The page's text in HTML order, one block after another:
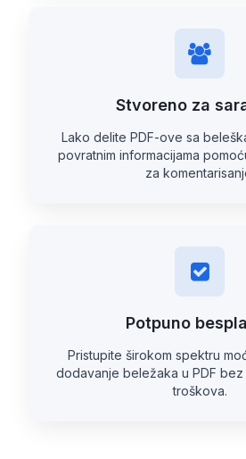
Stvoreno za
Lako delite PDF-ove sa
povratnim informacijama
za
Potpuno
Pristupite širokom spektru
dodavanje beležaka u PDF
troškova.